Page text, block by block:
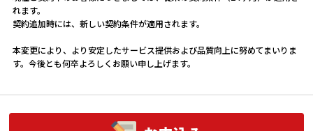
れます。
契約追加時には、新しい契約条件が適用されます。
本変更により、より安定したサービス提供および品質向上に努めてまいりま
す。今後とも何卒よろしくお願い申し上げます。